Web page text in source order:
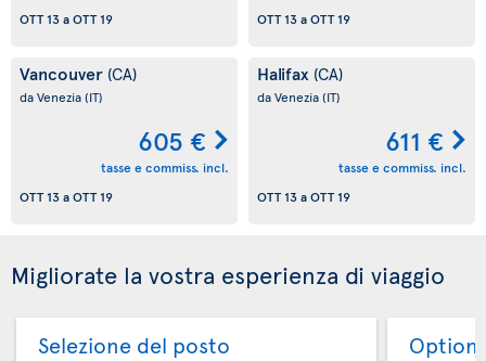
OTT 13aOTT 19
OTT 13aOTT 19
Vancouver (CA)
da Venezia(IT)
605 €
tasse e commiss. incl.
OTT 13aOTT 19
Halifax (CA)
da Venezia(IT)
611 €
tasse e commiss. incl.
OTT 13aOTT 19
Migliorate la vostra esperienza di viaggio
Selezione del posto Option